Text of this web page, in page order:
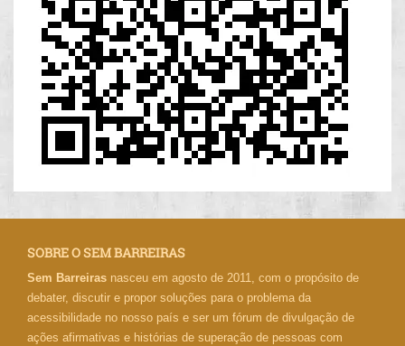
SOBRE O SEM BARREIRAS
Sem Barreiras nasceu em agosto de 2011, com o propósito de
debater, discutir e propor soluções para o problema da
acessibilidade no nosso país e ser um fórum de divulgação de
ações afirmativas e histórias de superação de pessoas com